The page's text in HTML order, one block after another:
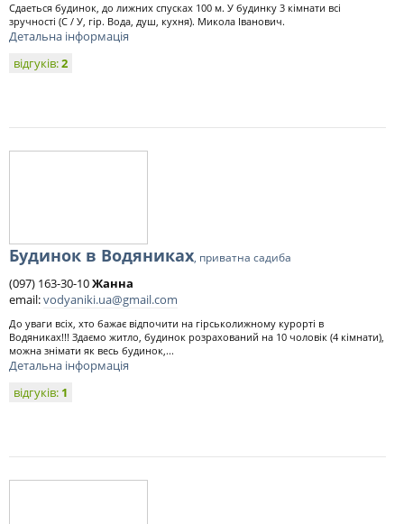
Сдаеться будинок, до лижних спусках 100 м. У будинку 3 кімнати всі
зручності (С / У, гір. Вода, душ, кухня). Микола Іванович.
Детальна інформація
відгуків:2
Будинок в Водяниках, приватна садиба
(097) 163-30-10Жанна
email:vodyaniki.ua@gmail.com
До уваги всіх, хто бажає відпочити на гірськолижному курорті в
Водяниках!!! Здаємо житло, будинок розрахований на 10 чоловік (4 кімнати),
можна знімати як весь будинок,...
Детальна інформація
відгуків: 1